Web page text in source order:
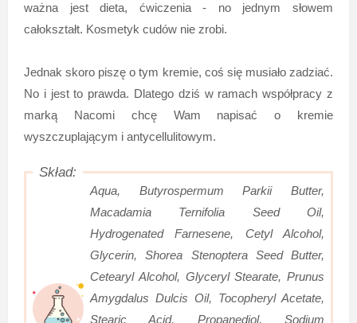
ważna jest dieta, ćwiczenia - no jednym słowem
całokształt. Kosmetyk cudów nie zrobi.
Jednak skoro piszę o tym kremie, coś się musiało zadziać.
No i jest to prawda. Dlatego dziś w ramach współpracy z
marką Nacomi chcę Wam napisać o kremie
wyszczuplającym i antycellulitowym.
Aqua, Butyrospermum Parkii Butter,
Macadamia Ternifolia Seed Oil,
Hydrogenated Farnesene, Cetyl Alcohol,
Glycerin, Shorea Stenoptera Seed Butter,
Cetearyl Alcohol, Glyceryl Stearate, Prunus
Amygdalus Dulcis Oil, Tocopheryl Acetate,
Stearic Acid, Propanediol, Sodium